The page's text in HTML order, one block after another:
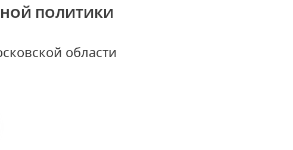
ПОЛИТИКИ
области